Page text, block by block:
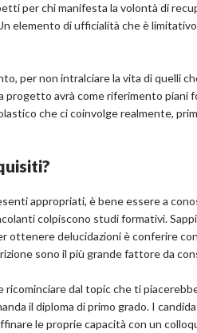
per chi manifesta la volontà di
elemento di ufficialità che è
per non intralciare la vita di quelli
progetto avrà come riferimento piani
che ci coinvolge realmente,
appropriati, è bene essere a
colpiscono studi formativi.
ottenere delucidazioni è conferire
sono il più grande fattore da
dal topic che ti
il diploma di primo grado. I
le proprie capacità con un